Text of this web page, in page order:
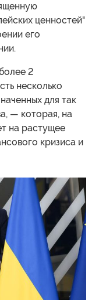
ценностей"
его
2
несколько
для так
— которая, на
на растущее
кризиса и